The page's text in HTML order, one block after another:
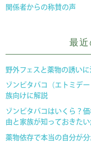
関係者からの称賛の声
最近
野外フェスと薬物の誘い
ゾンビタバコ（エトミデ
族向けに解説
ゾンビタバコはいくら？
由と家族が知っておきた
薬物依存で本当の自分が